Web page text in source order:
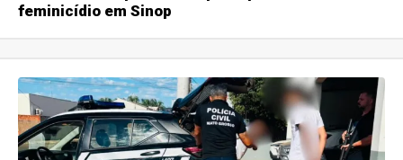
feminicídio em Sinop